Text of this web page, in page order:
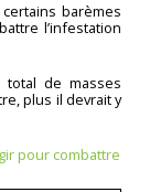
barèmes
l’infestation
de masses
plus il devrait y
pour combattre